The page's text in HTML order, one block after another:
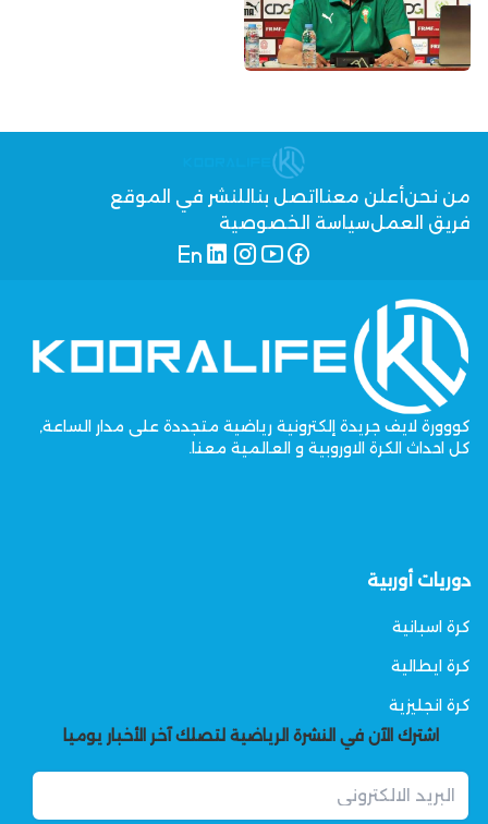
من نحنأعلن معنا اتصل بنا للنشر في الموقع
فريق العملسياسة الخصوصية
كووورة لايف جريدة إلكترونية رياضية متجددة على مدار الساعة,
كل احداث الكرة الاوروبية و العالمية معنا.
دوريات أوربية
كرة اسبانية
كرة ايطالية
كرة انجليزية
اشترك الآن في النشرة الرياضية لتصلك آخر الأخبار يوميا